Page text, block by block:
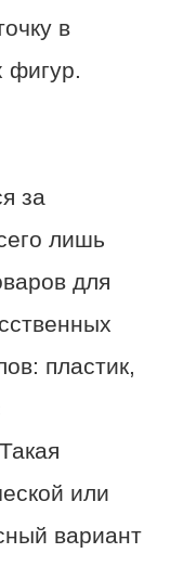
в
фигур.
за
лишь
для
пластик,
или
вариант